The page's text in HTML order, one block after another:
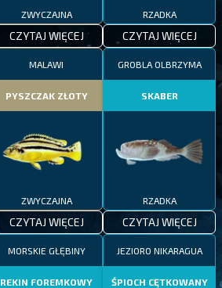
ZWYCZAJNA
CZYTAJ WIĘCEJ
RZADKA
CZYTAJ WIĘCEJ
MALAWI
PYSZCZAK ZŁOTY
ZWYCZAJNA
CZYTAJ WIĘCEJ
GROBLA OLBRZYMA
SKABER
RZADKA
CZYTAJ WIĘCEJ
MORSKIE GŁĘBINY
REKIN FOREMKOWY
JEZIORO NIKARAGUA
ŚPIOCH CĘTKOWANY